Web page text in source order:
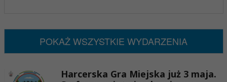
POKAŻ WSZYSTKIE WYDARZENIA
Harcerska Gra Miejska już 3 maja.